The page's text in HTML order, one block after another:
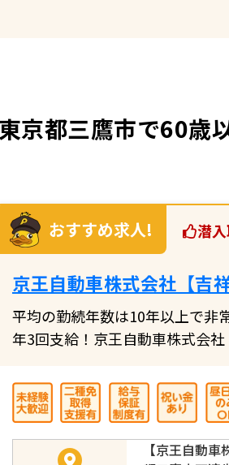
東京都三鷹市で60歳
おすすめ求人! 潜
京王自動車株式会社【吉
平均の勤続年数は10年以上で非
年3回支給！京王自動車株式会
【京王自動